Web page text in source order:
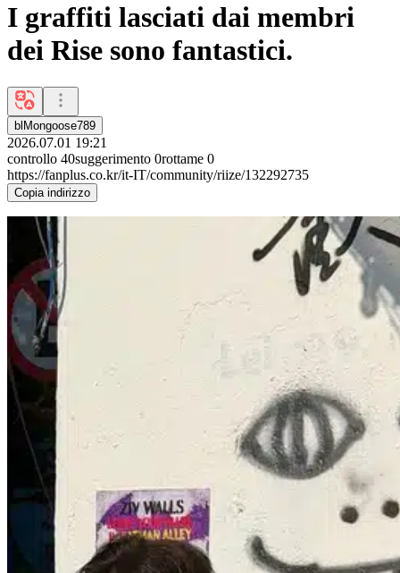
I graffiti lasciati dai membri
dei Rise sono fantastici.
blMongoose789
2026.07.01 19:21
controllo 40suggerimento 0rottame 0
https://fanplus.co.kr/it-IT/community/riize/132292735
Copia indirizzo